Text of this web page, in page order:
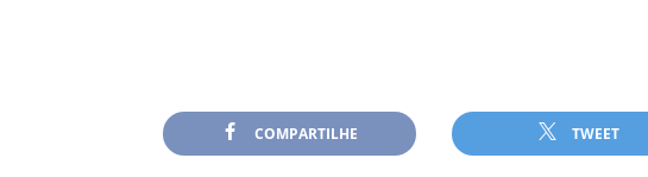
COMPARTILHE TWEET